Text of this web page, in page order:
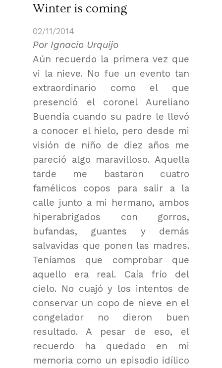
Winter is coming
02/11/2014
Por Ignacio Urquijo
Aún recuerdo la primera vez que
vi la nieve. No fue un evento tan
extraordinario como el que
presenció el coronel Aureliano
Buendía cuando su padre le llevó
a conocer el hielo, pero desde mi
visión de niño de diez años me
pareció algo maravilloso. Aquella
tarde me bastaron cuatro
famélicos copos para salir a la
calle junto a mi hermano, ambos
hiperabrigados con gorros,
bufandas, guantes y demás
salvavidas que ponen las madres.
Teníamos que comprobar que
aquello era real. Caía frío del
cielo. No cuajó y los intentos de
conservar un copo de nieve en el
congelador no dieron buen
resultado. A pesar de eso, el
recuerdo ha quedado en mi
memoria como un episodio idílico